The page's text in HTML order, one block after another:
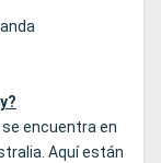
encuentra en
Aquí están